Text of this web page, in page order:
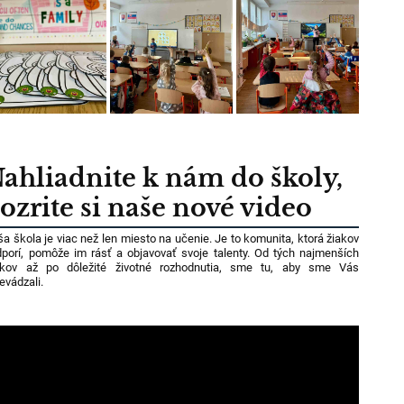
k nám do školy,
si naše nové video
škola je viac než len miesto na učenie. Je to komunita, ktorá žiakov
pomôže im rásť a objavovať svoje talenty. Od tých najmenších
až po dôležité životné rozhodnutia, sme tu, aby sme Vás